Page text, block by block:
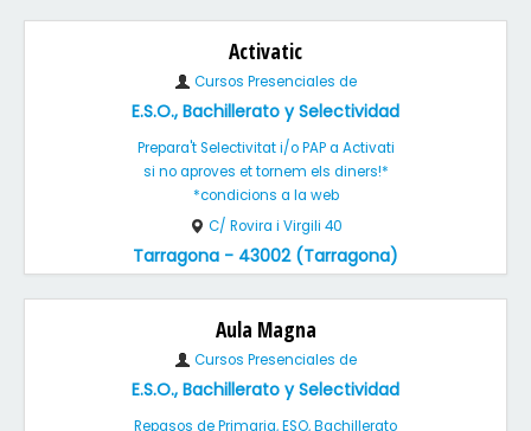
Activatic
Cursos Presenciales de
E.S.O., Bachillerato y Selectividad
Prepara't Selectivitat i/o PAP a Activati
si no aproves et tornem els diners!*
*condicions a la web
C/ Rovira i Virgili 40
Tarragona - 43002 (Tarragona)
Aula Magna
Cursos Presenciales de
E.S.O., Bachillerato y Selectividad
Repasos de Primaria, ESO, Bachillerato